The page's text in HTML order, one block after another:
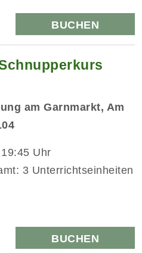
BUCHEN
am Garnmarkt, Am
Uhr
3 Unterrichtseinheiten
BUCHEN